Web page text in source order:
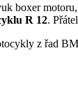
boxer
R 12.
z řad